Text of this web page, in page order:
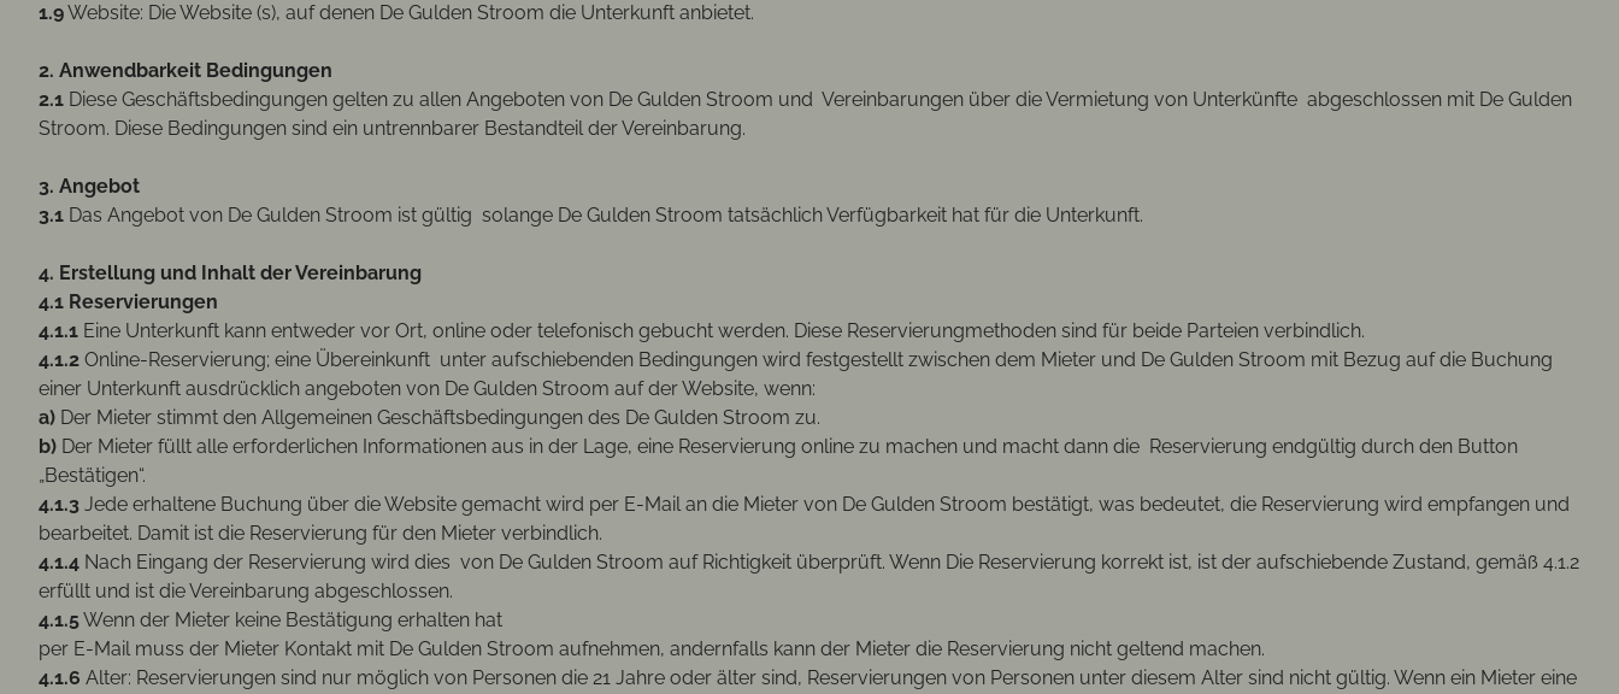
1.9Website: Die Website (s), auf denen De Gulden Stroom die Unterkunft anbietet.
2. Anwendbarkeit Bedingungen
2.1 Diese Geschäftsbedingungen gelten zu allen Angeboten von De Gulden Stroom und Vereinbarungen über die Vermietung von Unterkünfte abgeschlossen mit De Gulden
Stroom. Diese Bedingungen sind ein untrennbarer Bestandteil der Vereinbarung.
3. Angebot
3.1 Das Angebot von De Gulden Stroom ist gültig solange De Gulden Stroom tatsächlich Verfügbarkeit hat für die Unterkunft.
4. Erstellung und Inhalt der Vereinbarung
4.1 Reservierungen
4.1.1 Eine Unterkunft kann entweder vor Ort, online oder telefonisch gebucht werden. Diese Reservierungmethoden sind für beide Parteien verbindlich.
4.1.2 Online-Reservierung; eine Übereinkunft unter aufschiebenden Bedingungen wird festgestellt zwischen dem Mieter und De Gulden Stroom mit Bezug auf die Buchung
einer Unterkunft ausdrücklich angeboten von De Gulden Stroom auf der Website, wenn:
a) Der Mieter stimmt den Allgemeinen Geschäftsbedingungen des De Gulden Stroom zu.
b) Der Mieter füllt alle erforderlichen Informationen aus in der Lage, eine Reservierung online zu machen und macht dann die Reservierung endgültig durch den Button
„Bestätigen“.
4.1.3 Jede erhaltene Buchung über die Website gemacht wird per E-Mail an die Mieter von De Gulden Stroom bestätigt, was bedeutet, die Reservierung wird empfangen und
bearbeitet. Damit ist die Reservierung für den Mieter verbindlich.
4.1.4 Nach Eingang der Reservierung wird dies von De Gulden Stroom auf Richtigkeit überprüft. Wenn Die Reservierung korrekt ist, ist der aufschiebende Zustand, gemäß 4.1.2
erfüllt und ist die Vereinbarung abgeschlossen.
4.1.5Wenn der Mieter keine Bestätigung erhalten hat
per E-Mail muss der Mieter Kontakt mit De Gulden Stroom aufnehmen, andernfalls kann der Mieter die Reservierung nicht geltend machen.
4.1.6Alter: Reservierungen sind nur möglich von Personen die 21 Jahre oder älter sind, Reservierungen von Personen unter diesem Alter sind nicht gültig. Wenn ein Mieter eine